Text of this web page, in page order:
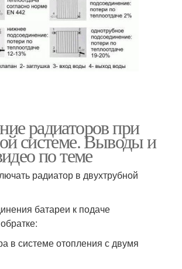
радиаторов при
системе. Выводы и
по теме
радиатор в двухтрубной
батареи к подаче
в системе отопления с двумя